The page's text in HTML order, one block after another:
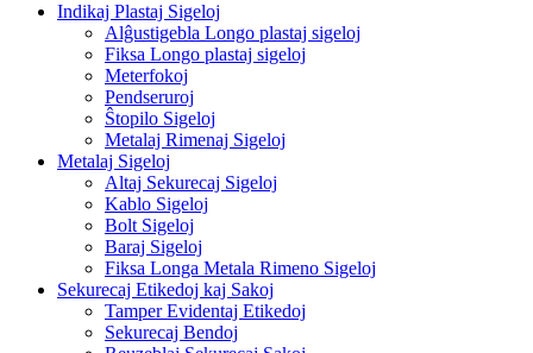
Indikaj Plastaj Sigeloj
Alĝustigebla Longo plastaj sigeloj
Fiksa Longo plastaj sigeloj
Meterfokoj
Pendseruroj
Ŝtopilo Sigeloj
Metalaj Rimenaj Sigeloj
Metalaj Sigeloj
Altaj Sekurecaj Sigeloj
Kablo Sigeloj
Bolt Sigeloj
Baraj Sigeloj
Fiksa Longa Metala Rimeno Sigeloj
Sekurecaj Etikedoj kaj Sakoj
Tamper Evidentaj Etikedoj
Sekurecaj Bendoj